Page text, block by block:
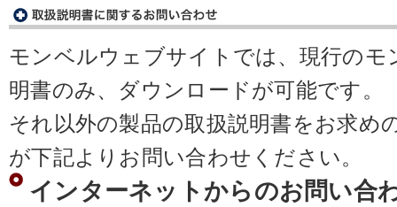
モンベルウェブサイトでは、現行のモ
明書のみ、ダウンロードが可能です。
それ以外の製品の取扱説明書をお求め
が下記よりお問い合わせください。
インターネットからのお問い合